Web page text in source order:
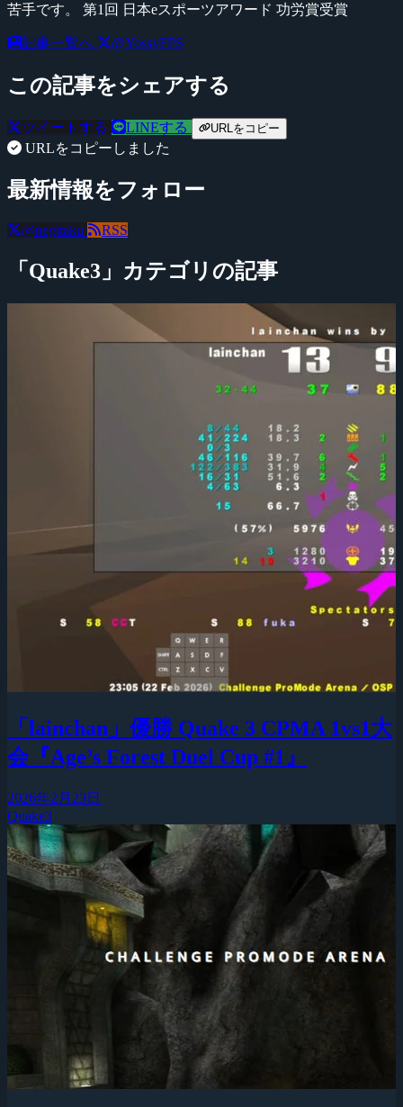
苦手です。 第1回 日本eスポーツアワード 功労賞受賞
記事一覧へ @YossyFPS
この記事をシェアする
ツイートする LINEする URLをコピー
URLをコピーしました
最新情報をフォロー
@negitaku RSS
「Quake3」カテゴリの記事
「lainchan」優勝 Quake 3 CPMA 1vs1大
会『Age’s Forest Duel Cup #1』
2026年2月23日
Quake3